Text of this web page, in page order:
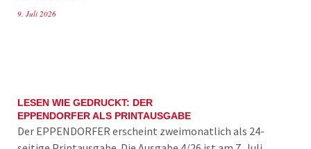
9. Juli 2026
LESEN WIE GEDRUCKT: DER
EPPENDORFER ALS PRINTAUSGABE
Der EPPENDORFER erscheint zweimonatlich als 24-